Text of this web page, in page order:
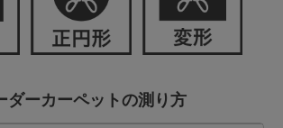
ダーカーペットの測り方